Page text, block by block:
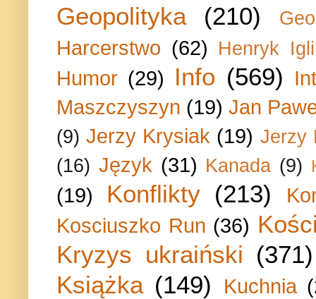
Geopolityka
(210)
Harcerstwo (62) Henryk
Humor (29) Info (569)
Maszczyszyn (19) Jan
(9) Jerzy Krysiak (19) Jerzy
(16) Język (31) Kanada (9)
(19) Konflikty (213)
Kosciuszko Run (36)
Kryzys ukraiński (371)
Książka (149) Kuchnia